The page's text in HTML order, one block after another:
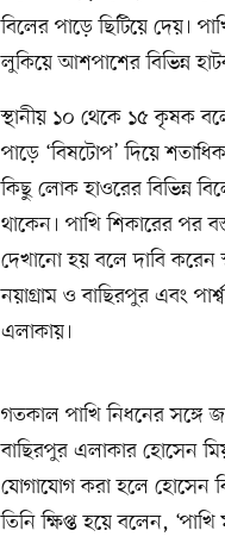
বিলের পাড়ে ছিটিয়ে দেয়।
লুকিয়ে আশপাশের বিভিন্ন
স্থানীয় ১০ থেকে ১৫ কৃষক
পাড়ে ‘বিষটোপ’ দিয়ে
কিছু লোক হাওরের বিভিন্ন
থাকেন। পাখি শিকারের পর
দেখানো হয় বলে দাবি
নয়াগ্রাম ও বাছিরপুর এবং
এলাকায়।
গতকাল পাখি নিধনের সঙ্গে
বাছিরপুর এলাকার হোসেন
যোগাযোগ করা হলে হোসেন
তিনি ক্ষিপ্ত হয়ে বলেন,